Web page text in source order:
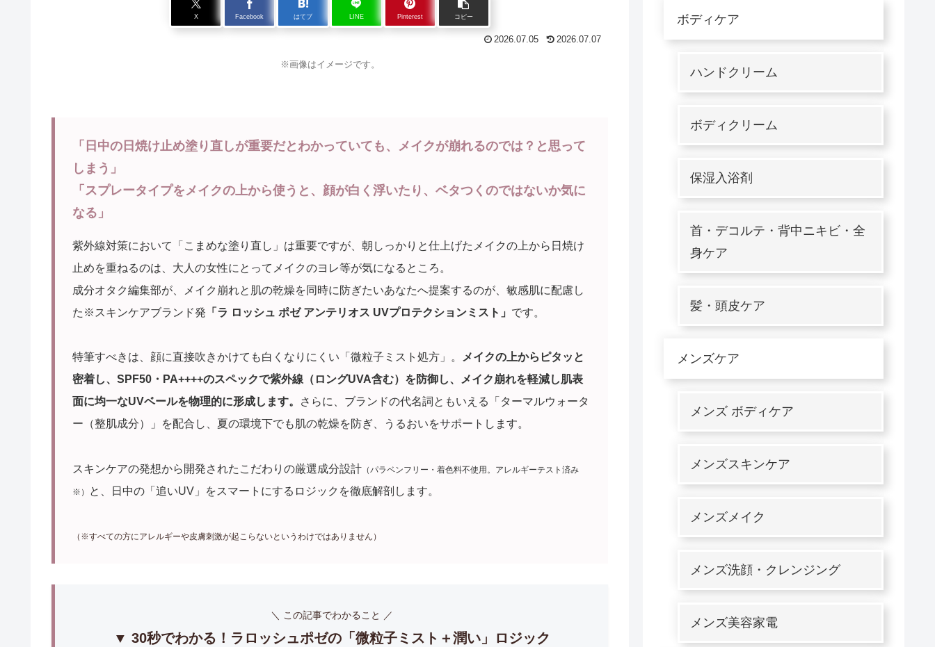
X Facebook はてブ LINE Pinterest コピー
2026.07.05 2026.07.07
※画像はイメージです。
「日中の日焼け止め塗り直しが重要だとわかっていても、メイクが崩れるのでは？と思って
しまう」
「スプレータイプをメイクの上から使うと、顔が白く浮いたり、ベタつくのではないか気に
なる」
紫外線対策において「こまめな塗り直し」は重要ですが、朝しっかりと仕上げたメイクの上から日焼け
止めを重ねるのは、大人の女性にとってメイクのヨレ等が気になるところ。
成分オタク編集部が、メイク崩れと肌の乾燥を同時に防ぎたいあなたへ提案するのが、敏感肌に配慮し
た※スキンケアブランド発 「ラ ロッシュ ポゼ アンテリオス UVプロテクションミスト」 です。
特筆すべきは、顔に直接吹きかけても白くなりにくい「微粒子ミスト処方」。
メイクの上からピタッと
密着し、SPF50・PA++++のスペックで紫外線（ロングUVA含む）を防御し、メイク崩れを軽減し肌表
面に均一なUVベールを物理的に形成します。
さらに、ブランドの代名詞ともいえる「ターマルウォータ
ー（整肌成分）」を配合し、夏の環境下でも肌の乾燥を防ぎ、うるおいをサポートします。
スキンケアの発想から開発されたこだわりの厳選成分設計 （パラベンフリー・着色料不使用。アレルギーテスト済み
※） と、日中の「追いUV」をスマートにするロジックを徹底解剖します。
（※すべての方にアレルギーや皮膚刺激が起こらないというわけではありません）
＼ この記事でわかること ／
▼ 30秒でわかる！ラロッシュポゼの「微粒子ミスト＋潤い」ロジック
ボディケア
ハンドクリーム
ボディクリーム
保湿入浴剤
首・デコルテ・背中ニキビ・全
身ケア
髪・頭皮ケア
メンズケア
メンズ ボディケア
メンズスキンケア
メンズメイク
メンズ洗顔・クレンジング
メンズ美容家電